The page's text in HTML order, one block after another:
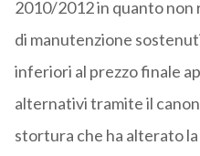
2010/2012 in quanto non
di manutenzione
inferiori al prezzo finale
alternativi tramite il
stortura che ha alterato